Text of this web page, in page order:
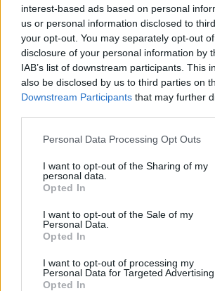
interest-based ads based on personal
us or personal information disclosed to
your opt-out. You may separately opt-out
disclosure of your personal information by
IAB’s list of downstream participants. This
also be disclosed by us to third parties on
Downstream Participants that may further
Personal Data Processing Opt Outs
I want to opt-out of the Sharing of my
personal data.
Opted In
I want to opt-out of the Sale of my
Personal Data.
Opted In
I want to opt-out of processing my
Personal Data for Targeted Advertising.
Opted In
sikerül megállapodásra jutnia az EU-val a
kapcsolatrendszerről, a brit gazdaság
Londonban 87 ezer munkahely szűnne
milliárd...
KEDVES OLVASÓNK!
A keresett cikk a portfolio.hu
regisztrációhoz kötött.
Portfolio.hu teljes cikkarchívum
Kötéslisták: BÉT elmúlt 2 év